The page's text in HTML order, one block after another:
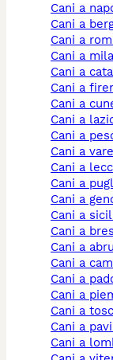
cani a
cani a
cani a
cani a
cani a
cani a
cani a
cani a
cani a
cani a
cani a
cani a
cani a
cani a
cani a
cani a
cani a
cani a
cani a
cani a
cani a
cani a